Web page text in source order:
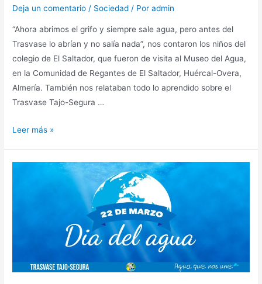
Deja un comentario / Sociedad / Poradmin
“Ahora abrimos el grifo y siempre sale agua, pero antes del
Trasvase lo abrían y no salía nada”, nos contaron los niños del
colegio de El Saltador, que fueron de visita al Museo del Agua,
en la Comunidad de Regantes de El Saltador, Huércal-Overa,
Almería. También nos relataban todo lo aprendido sobre el
Trasvase Tajo-Segura …
Leer más »